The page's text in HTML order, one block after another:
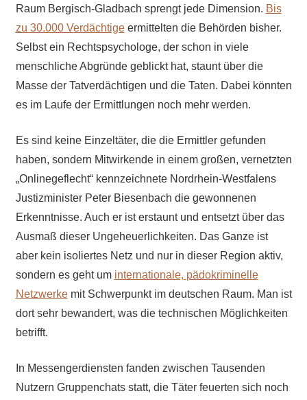
Raum Bergisch-Gladbach sprengt jede Dimension. Bis
zu 30.000 Verdächtigeermittelten die Behörden bisher.
Selbst ein Rechtspsychologe, der schon in viele
menschliche Abgründe geblickt hat, staunt über die
Masse der Tatverdächtigen und die Taten. Dabei könnten
es im Laufe der Ermittlungen noch mehr werden.
Es sind keine Einzeltäter, die die Ermittler gefunden
haben, sondern Mitwirkende in einem großen, vernetzten
„Onlinegeflecht“ kennzeichnete Nordrhein-Westfalens
Justizminister Peter Biesenbach die gewonnenen
Erkenntnisse. Auch er ist erstaunt und entsetzt über das
Ausmaß dieser Ungeheuerlichkeiten. Das Ganze ist
aber kein isoliertes Netz und nur in dieser Region aktiv,
sondern es geht um internationale, pädokriminelle
Netzwerkemit Schwerpunkt im deutschen Raum. Man ist
dort sehr bewandert, was die technischen Möglichkeiten
betrifft.
In Messengerdiensten fanden zwischen Tausenden
Nutzern Gruppenchats statt, die Täter feuerten sich noch